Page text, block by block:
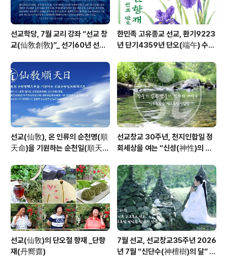
선교학당, 7월 교리 강좌 “선교 창
교(仙敎創敎)”_ 선기60년 선교
한민족 고유종교 선교, 환기9223
년 단기4359년 단오(端午) 수릿
사님 신성교화법문
선교(仙敎), 온 인류의 순천명(順
天命)을 기원하는 순천일(順天
정반포
선교창교 30주년, 천지인합일 정
회세상을 여는 “신성(神性)의 물
“신성회복과 청정수행” 교유를 생
각하며
선교(仙敎)의 단오절 향재 _단향
재(丹嚮齋)
7월 선교, 선교창교35주년 2026
년 7월 “신단수(神檀樹)의 달” 선